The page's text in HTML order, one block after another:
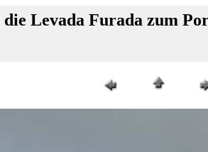
Levada Furada zum